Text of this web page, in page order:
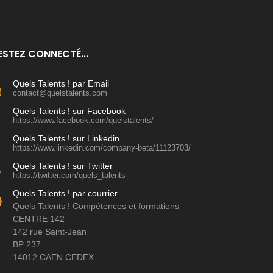
CONNECTÉ...
Quels Talents ! par Email
contact@quelstalents.com
Quels Talents ! sur Facebook
https://www.facebook.com/quelstalents/
Quels Talents ! sur Linkedin
https://www.linkedin.com/company-beta/11123703/
Quels Talents ! sur Twitter
https://twitter.com/quels_talents
Quels Talents ! par courrier
Quels Talents ! Compétences et formations
CENTRE 142
142 rue Saint-Jean
BP 237
14012 CAEN CEDEX